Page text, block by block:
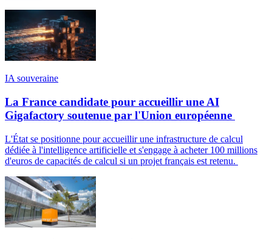
IA souveraine
La France candidate pour accueillir une AI
Gigafactory soutenue par l'Union européenne
L'État se positionne pour accueillir une infrastructure de calcul
dédiée à l'intelligence artificielle et s'engage à acheter 100 millions
d'euros de capacités de calcul si un projet français est retenu.